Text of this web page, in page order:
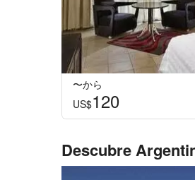
〜から
US$120
Descubre